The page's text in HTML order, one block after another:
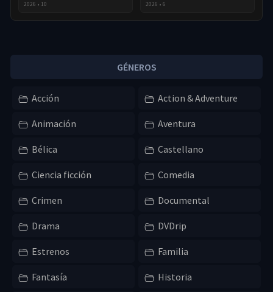
2026 • 10 2026 • 6
GÉNEROS
Acción Action & Adventure
Animación Aventura
Bélica Castellano
Ciencia ficción Comedia
Crimen Documental
Drama DVDrip
Estrenos Familia
Fantasía Historia